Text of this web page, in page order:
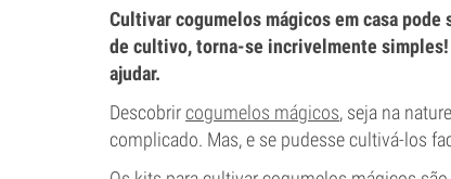
Cultivar cogumelos mágicos em casa
de cultivo, torna-se incrivelmente simples!
ajudar.
Descobrircogumelos mágicos, seja na
complicado. Mas, e se pudesse cultivá-los